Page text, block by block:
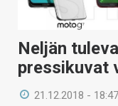
Neljän
pressikuvat
21.12.2018 - 18:47